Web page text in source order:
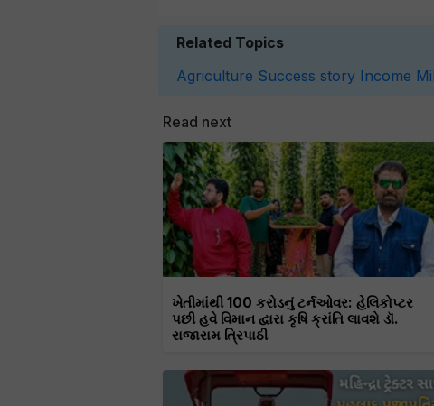
Related Topics
Agriculture Success story Income
Read next
ખેતીમાંથી 100 કરોડનું ટર્નઓવર: હેલિકોપ્ટર
પછી હવે વિમાન દ્વારા કૃષિ ક્રાંતિ લાવશે ડૉ.
રાજારામ ત્રિપાઠી